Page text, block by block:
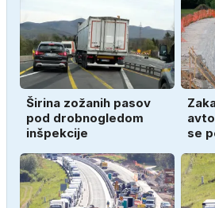
Širina zožanih pasov
pod drobnogledom
inšpekcije
se